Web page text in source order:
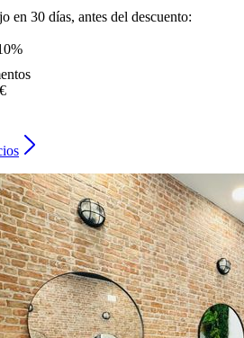
en 30 días, antes del descuento: